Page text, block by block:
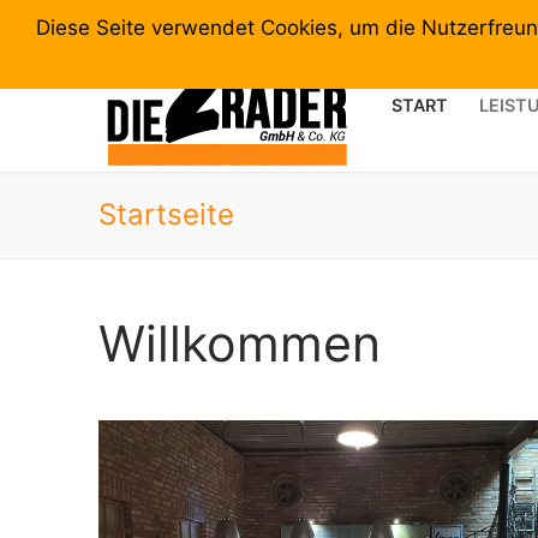
Zum
02389-925825 | INFO@DIE2RAEDER.DE | SÜDRING
START
Startseite
Willkommen
Diese Seite verwendet Cookies, um die